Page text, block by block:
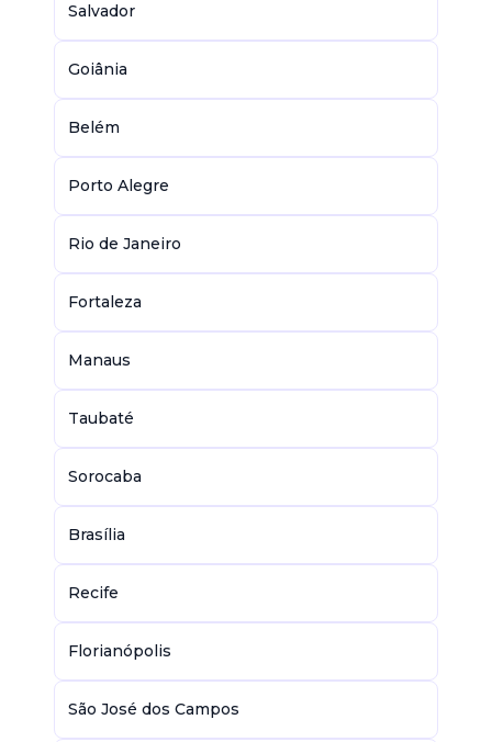
Salvador
Goiânia
Belém
Porto Alegre
Rio de Janeiro
Fortaleza
Manaus
Taubaté
Sorocaba
Brasília
Recife
Florianópolis
São José dos Campos